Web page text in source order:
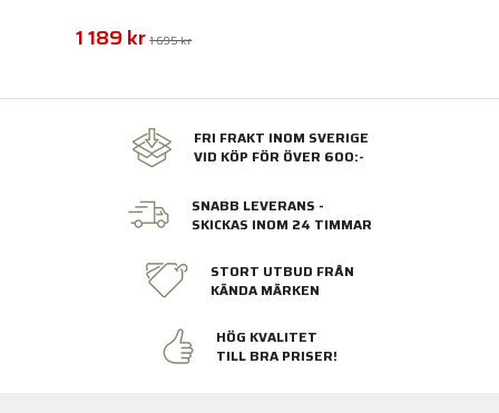
1 189 kr 1 695 kr
FRI FRAKT INOM SVERIGE
VID KÖP FÖR ÖVER 600:-
SNABB LEVERANS -
SKICKAS INOM 24 TIMMAR
STORT UTBUD FRÅN
KÄNDA MÄRKEN
HÖG KVALITET
TILL BRA PRISER!